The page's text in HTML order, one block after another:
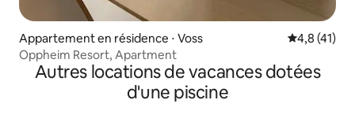
Appartement en résidence ⋅ Voss Évaluation
4,8 (41)
Oppheim Resort, Apartment
Autres locations de vacances dotées
d'une piscine